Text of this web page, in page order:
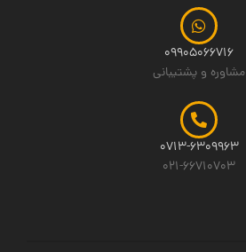
09905066716
مشاوره و پشتیبانی
0713-6309963
021-66710703